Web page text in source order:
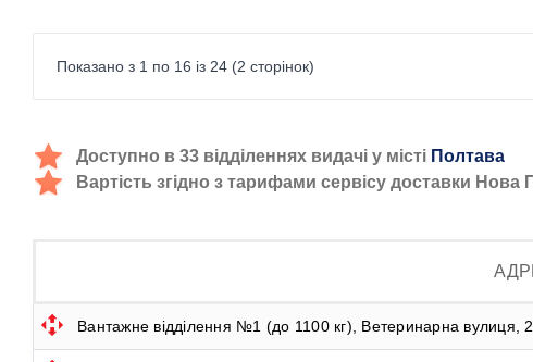
Показано з 1 по 16 із 24 (2 сторінок)
Доступно в 33 відділеннях видачі у місті Полтава
Вартість згідно з тарифами сервісу доставки
Вантажне відділення №1 (до 1100 кг), Ветеринарна вулиця,